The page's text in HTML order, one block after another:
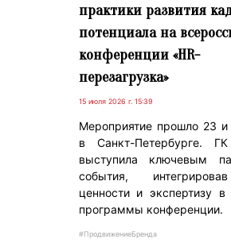
практики развития
потенциала на
конференции «HR-
перезагрузка»
15 июля 2026 г. 15:39
Мероприятие прошло 23
в Санкт-Петербурге.
выступила ключевым
события,
ценности и экспертизу
программы конференции.
#ПродвижениеБренда